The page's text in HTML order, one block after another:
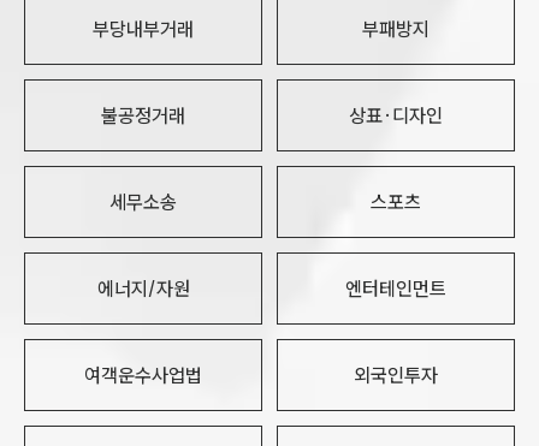
부당내부거래 부패방지
불공정거래 상표·디자인
세무소송 스포츠
에너지/자원 엔터테인먼트
여객운수사업법 외국인투자